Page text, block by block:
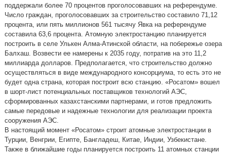
поддержали более 70 процентов проголосовавших на референдуме.
Число граждан, проголосовавших за строительство составило 71,12
процента, или пять миллионов 561 тысячу Явка на референдуме
составила 63,6 процента. Атомную электростанцию планируется
построить в селе Улькен Алма-Атинской области, на побережье озера
Балхаш. Возвести ее намерены к 2035 году, потратив на это 11,2
миллиарда долларов. Предполагается, что строительство должно
осуществляться в виде международного консорциума, то есть это не
будет одна страна, которая построит всю станцию. «Росатом» вошел
в шорт-лист потенциальных поставщиков технологий АЭС,
сформированных казахстанскими партнерами, и готов предложить
самые передовые и надежные технологии для реализации проекта
сооружения АЭС.
В настоящий момент «Росатом» строит атомные электростанции в
Турции, Венгрии, Египте, Бангладеш, Китае, Индии, Узбекистане.
Также в ближайшие годы планируется построить 11 атомных станции